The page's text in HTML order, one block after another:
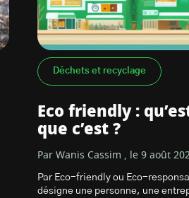
Déchets et recyclage
Eco friendly :
que c’est ?
Par Wanis Cassim , le 9 août
Par Eco-friendly ou Eco-
désigne une personne, une